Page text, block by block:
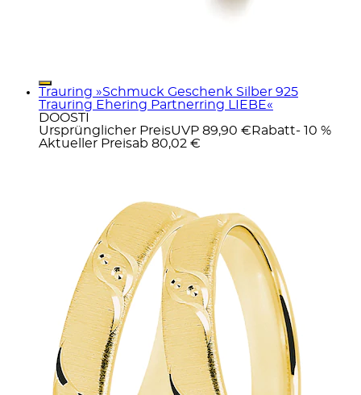
Trauring »Schmuck Geschenk Silber 925
Trauring Ehering Partnerring LIEBE«
DOOSTI
Ursprünglicher PreisUVP 89,90 € Rabatt- 10 %
Aktueller Preisab 80,02 €